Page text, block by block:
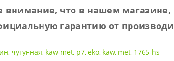
внимание, что в нашем магазине,
гарантию от
, чугунная, kaw-met, p7, eko, kaw, met, 1765-hs